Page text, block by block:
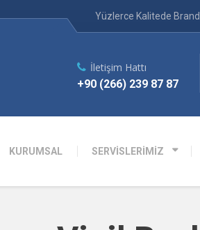
Yüzlerce Kalitede
KURUMSAL SERVİSLERİMİZ
İletişim Hattı
+90 (266) 239 87 87